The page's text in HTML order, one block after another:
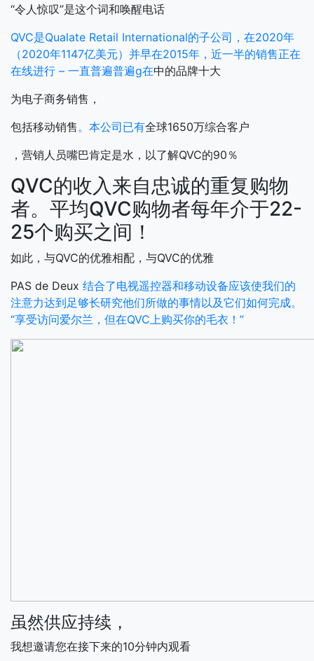
“令人惊叹”是这个词和唤醒电话
QVC是Qualate Retail International的子公司，在2020年
（2020年1147亿美元）并早在2015年，近一半的销售正在
在线进行 – 一直普遍普遍g在中的品牌十大
为电子商务销售，
包括移动销售 。本公司已有全球1650万综合客户
，营销人员嘴巴肯定是水，以了解QVC的90％
QVC的收入来自忠诚的重复购物
者。平均QVC购物者每年介于22-
25个购买之间！
如此，与QVC的优雅相配，与QVC的优雅
PAS de Deux 结合了电视遥控器和移动设备应该使我们的
注意力达到足够长研究他们所做的事情以及它们如何完成。
“享受访问爱尔兰，但在QVC上购买你的毛衣！”
虽然供应持续，
我想邀请您在接下来的10分钟内观看